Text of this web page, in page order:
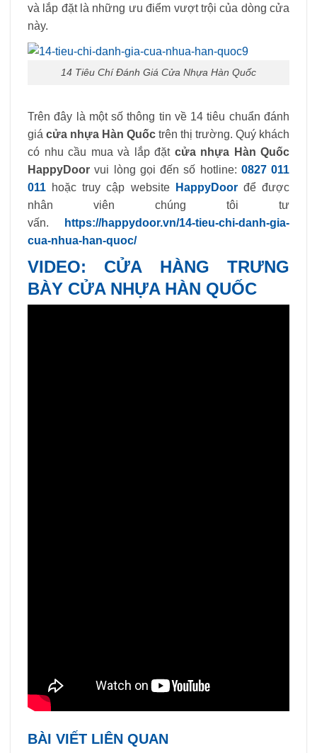
và lắp đặt là những ưu điểm vượt trội của dòng cửa
này.
14 Tiêu Chí Đánh Giá Cửa Nhựa Hàn Quốc
Trên đây là một số thông tin về 14 tiêu chuẩn đánh
giá cửa nhựa Hàn Quốc trên thị trường. Quý khách
có nhu cầu mua và lắp đặt cửa nhựa Hàn Quốc
HappyDoor vui lòng gọi đến số hotline: 0827 011
011 hoặc truy cập website HappyDoor để được
nhân viên chúng tôi tư
vấn.
https://happydoor.vn/14-tieu-chi-danh-gia-
cua-nhua-han-quoc/
VIDEO: CỬA HÀNG TRƯNG
BÀY CỬA NHỰA HÀN QUỐC
BÀI VIẾT LIÊN QUAN